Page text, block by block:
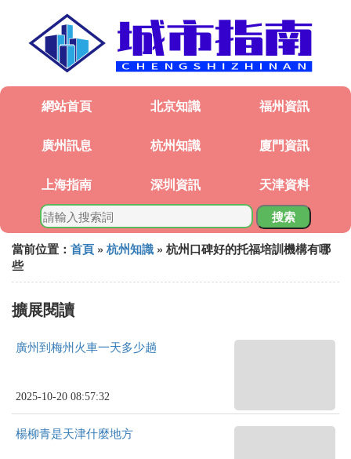
網站首頁 北京知識 福州資訊
廣州訊息 杭州知識 廈門資訊
上海指南 深圳資訊 天津資料
搜索
當前位置： 首頁 » 杭州知識 » 杭州口碑好的托福培訓機構有哪
些
擴展閱讀
廣州到梅州火車一天多少趟
2025-10-20 08:57:32
楊柳青是天津什麼地方